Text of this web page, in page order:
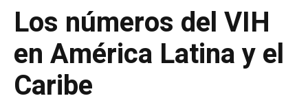
Los números del VIH
en América Latina y el
Caribe